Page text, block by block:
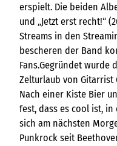
erspielt. Die beiden
und „Jetzt erst recht!“
Streams in den
bescheren der Band
Fans.Gegründet wurde
Zelturlaub von Gitarrist
Nach einer Kiste Bier
fest, dass es cool ist, in
sich am nächsten
Punkrock seit